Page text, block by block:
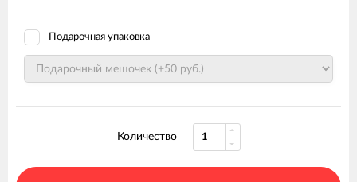
Подарочная упаковка
Количество